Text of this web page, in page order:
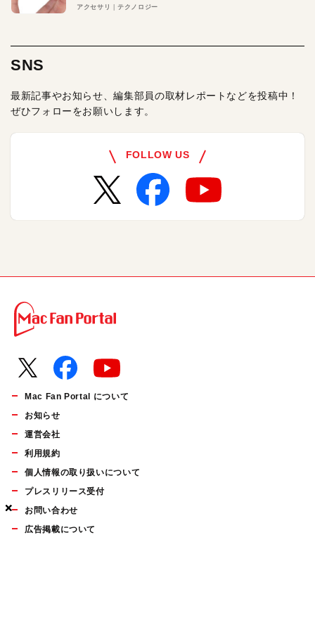
×
×
×
アクセサリ テクノロジー
SNS
最新記事やお知らせ、編集部員の取材レポートなどを投稿中！
ぜひフォローをお願いします。
FOLLOW US
Mac Fan Portal について
お知らせ
運営会社
利用規約
個人情報の取り扱いについて
プレスリリース受付
お問い合わせ
広告掲載について